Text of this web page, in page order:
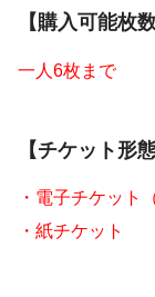
【購入可能枚数
一人6枚まで
【チケット形態
・電子チケット
・紙チケット